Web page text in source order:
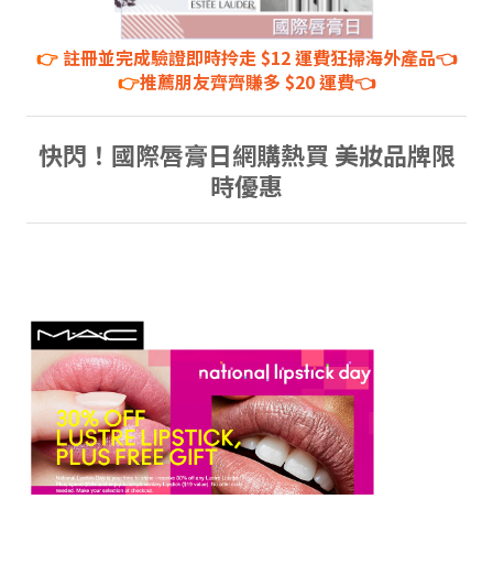
👉註冊並完成驗證即時拎走 $12 運費狂掃海外產品👈
👉推薦朋友齊齊賺多 $20 運費👈
快閃！國際唇膏日網購熱買 美妝品牌限
時優惠